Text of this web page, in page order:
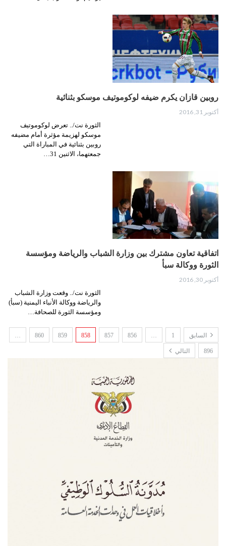
روبين قازان يكرم ضيفه لوكوموتيف موسكو بثنائية
أكتوبر 31, 2016
الثورة نت/.. تعرض لوكوموتيف
موسكو لهزيمة مؤثرة أمام مضيفه
روبين بثنائية في المباراة التي
جمعتهما، الاثنين 31…
اتفاقية تعاون مشترك بين وزارة الشباب والرياضة ومؤسسة
الثورة ووكالة سبأ
أكتوبر 30, 2016
الثورة نت/.. وقعت وزارة الشباب
والرياضة ووكالة الأنباء اليمنية (سبأ)
ومؤسسة الثورة للصحافة…
السابق 1
…
856
857
858
859
860
…
896 التالي